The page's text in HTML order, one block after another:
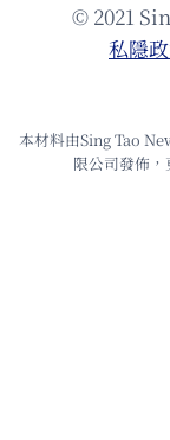
© 2021
私隱
本材料由Sing Tao
限公司發佈